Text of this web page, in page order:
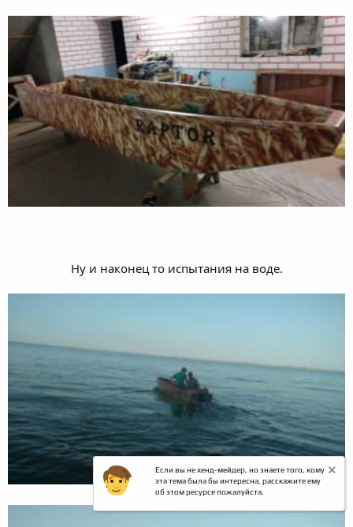
Ну и наконец то испытания на воде.
Если вы не хенд-мейдер, но знаете того, кому
эта тема была бы интересна, расскажите ему
об этом ресурсе пожалуйста.